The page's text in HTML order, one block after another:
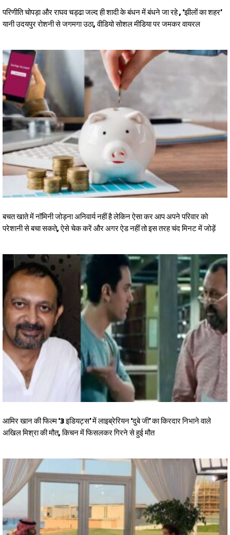
परिणीति चोपड़ा और राघव चड्ढा जल्द ही शादी के बंधन में बंधने जा रहे , ‘झीलों का शहर’
यानी उदयपुर रोशनी से जगमगा उठा, वीडियो सोशल मीडिया पर जमकर वायरल
बचत खाते में नॉमिनी जोड़ना अनिवार्य नहीं है लेकिन ऐसा कर आप अपने परिवार को
परेशानी से बचा सकते, ऐसे चेक करें और अगर ऐड नहीं तो इस तरह चंद मिनट में जोड़ें
आमिर खान की फिल्म ‘3 इडियट्स’ में लाइब्रेरियन ‘दुबे जी’ का किरदार निभाने वाले
अखिल मिश्रा की मौत, किचन में फिसलकर गिरने से हुई मौत